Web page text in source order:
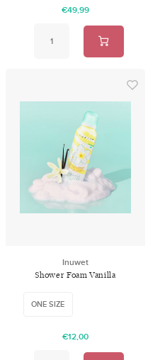
€49,99
Inuwet
Shower Foam Vanilla
ONE SIZE
€12,00